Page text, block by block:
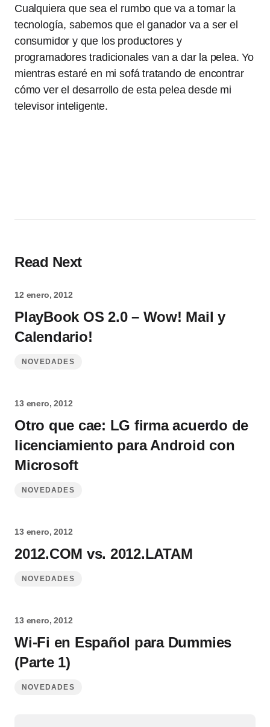
Cualquiera que sea el rumbo que va a tomar la
tecnología, sabemos que el ganador va a ser el
consumidor y que los productores y
programadores tradicionales van a dar la pelea. Yo
mientras estaré en mi sofá tratando de encontrar
cómo ver el desarrollo de esta pelea desde mi
televisor inteligente.
Read Next
12 enero, 2012
PlayBook OS 2.0 – Wow! Mail y
Calendario!
NOVEDADES
13 enero, 2012
Otro que cae: LG firma acuerdo de
licenciamiento para Android con
Microsoft
NOVEDADES
13 enero, 2012
2012.COM vs. 2012.LATAM
NOVEDADES
13 enero, 2012
Wi-Fi en Español para Dummies
(Parte 1)
NOVEDADES